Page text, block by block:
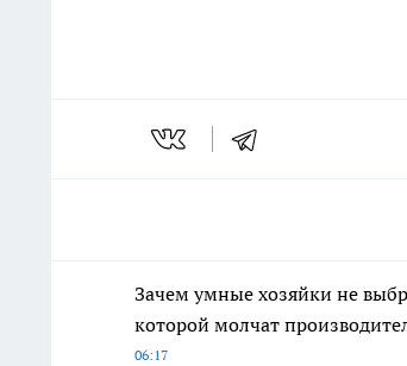
Зачем умные хозяйки не
которой молчат
06:17